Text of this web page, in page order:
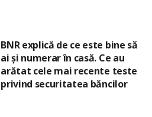
BNR explică de ce este bine să
ai și numerar în casă. Ce au
arătat cele mai recente teste
privind securitatea băncilor